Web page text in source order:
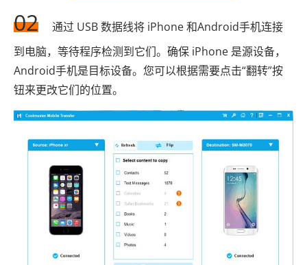
02
通过 USB 数据线将 iPhone 和Android手机连接
到电脑，等待程序检测到它们。确保 iPhone 是源设备，
Android手机是目标设备。您可以根据需要点击“翻转”按
钮来更改它们的位置。